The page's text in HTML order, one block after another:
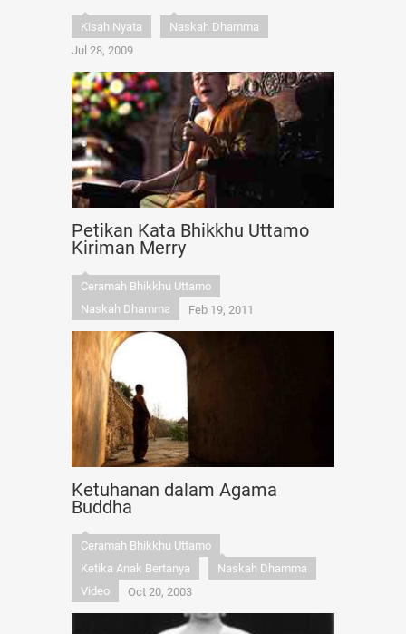
Kisah Nyata
Naskah Dhamma
Jul 28, 2009
Petikan Kata Bhikkhu Uttamo
Kiriman Merry
Ceramah Bhikkhu Uttamo
Naskah Dhamma
Feb 19, 2011
Ketuhanan dalam Agama
Buddha
Ceramah Bhikkhu Uttamo
Ketika Anak Bertanya
Naskah Dhamma
Video
Oct 20, 2003